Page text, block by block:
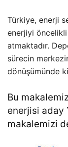
Türkiye, enerji
enerjiyi öncelikli
atmaktadır.
sürecin
dönüşümünde
Bu
enerjisi aday
makalemizi